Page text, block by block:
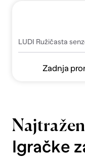
LUDI Ružičasta
Zadnja
Igračke